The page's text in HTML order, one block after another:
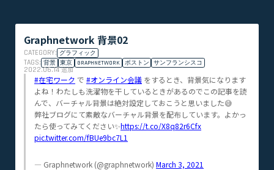
Graphnetwork 背景02
CATEGORY: グラフィック
TAGS: 背景 東京 GRAPHNETWORK ボストン サンフランシスコ
2022.06.14追加
#在宅ワーク で #オンライン会議 をするとき、背景気になります
よね！わたしも洗濯物を干しているときがあるのでこの記事を読
んで、バーチャル背景は絶対設定しておこうと思いました😅
弊社ブログにて素敵なバーチャル背景を配布しています。よかっ
たら使ってみてください✨https://t.co/X8q82r6Cfx
pic.twitter.com/fBUe9bc7L1
— Graphnetwork (@graphnetwork) March 3, 2021